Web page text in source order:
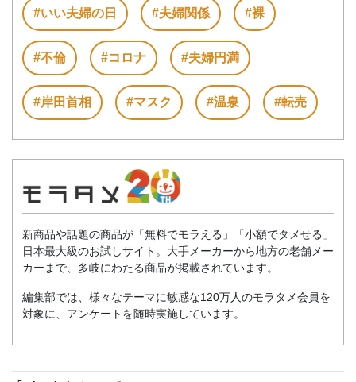
#いい夫婦の日 #夫婦関係 #裸
#不倫 #コロナ #夫婦円満
#岸田首相 #マスク #温泉 #転売
新商品や話題の商品が「無料でモラえる」「小額でタメせる」
日本最大級のお試しサイト。大手メーカーから地方の老舗メー
カーまで、多岐にわたる商品が掲載されています。
編集部では、様々なテーマに敏感な120万人のモラタメ会員を
対象に、アンケートを随時実施しています。